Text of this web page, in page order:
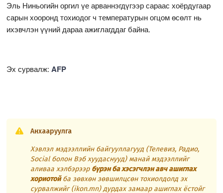
Эль Ниньогийн оргил үе арваннэгдүгээр сараас хоёрдугаар
сарын хооронд тохиодог ч температурын огцом өсөлт нь
ихэвчлэн үүний дараа ажиглагддаг байна.
Эх сурвалж: AFP
Анхааруулга
Хэвлэл мэдээллийн байгууллагууд (Телевиз, Радио,
Social болон Вэб хуудаснууд) манай мэдээллийг
аливаа хэлбэрээр бүрэн ба хэсэгчлэн авч ашиглах
хориотойба зөвхөн зөвшилцсөн тохиолдолд эх
сурвалжийг (ikon.mn) дурдах замаар ашиглах ёстойг